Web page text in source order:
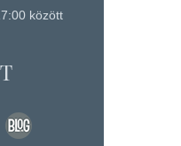
között